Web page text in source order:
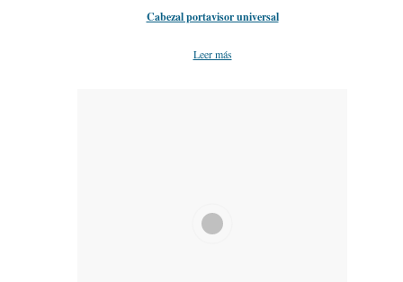
Cabezal portavisor universal
Leer más